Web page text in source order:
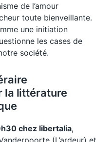
de l’amour
toute bienveillante.
une initiation
les cases de
société.
la littérature
chez libertalia,